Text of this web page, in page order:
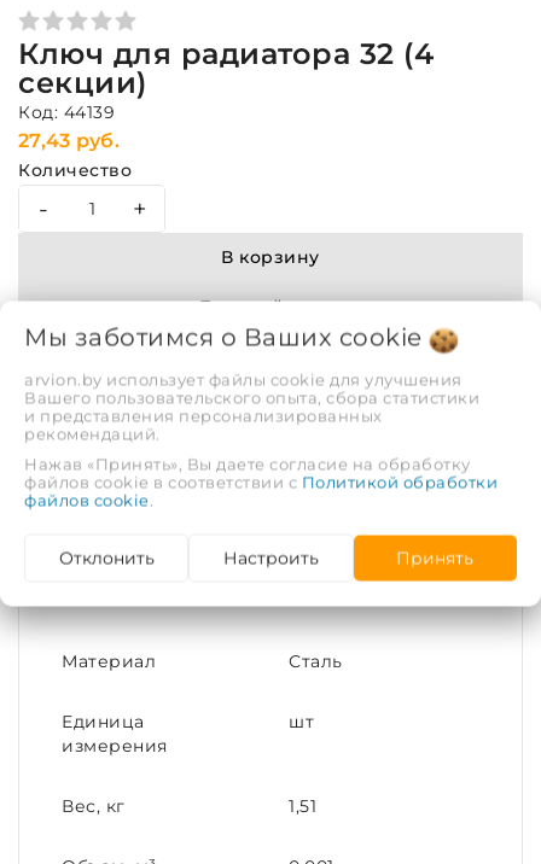
Ключ для радиатора 32 (4
секции)
Код: 44139
27,43 руб.
Количество
- +
В корзину
Быстрый заказ
Описание
Материал Сталь
Единица
измерения
шт
Вес, кг 1,51
Мы заботимся о Ваших cookie
arvion.by использует файлы cookie для улучшения
Вашего пользовательского опыта, сбора статистики
и представления персонализированных
рекомендаций.
Нажав «Принять», Вы даете согласие на обработку
файлов cookie в соответствии с Политикой обработки
файлов cookie.
Отклонить Настроить Принять